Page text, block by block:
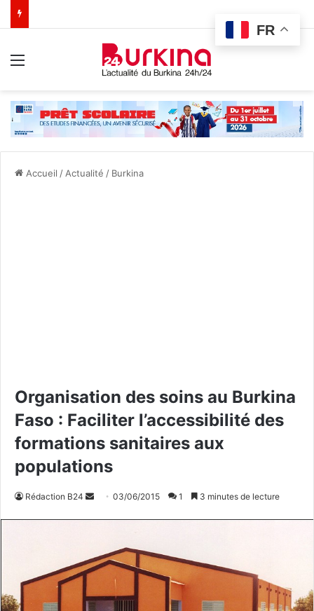
Accueil / Actualité / Burkina
Organisation des soins au Burkina
Faso : Faciliter l’accessibilité des
formations sanitaires aux
populations
Rédaction B24
y
r
03/06/2015 1 3 minutes de lecture
FR